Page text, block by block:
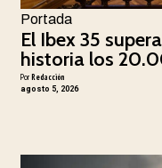
Portada
El Ibex 35
historia los
PorRedacción
agosto 5, 2026